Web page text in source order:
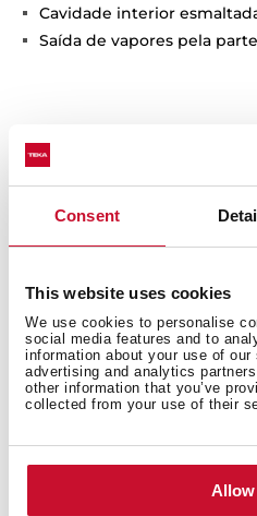
Consent
This website uses cookies
We use cookies to personalise
social media features and to
information about your use of
advertising and analytics
other information that you’ve
collected from your use of their
Cavidade interior
Saída de vapores pela
Medidas interiores
Medidas gerais